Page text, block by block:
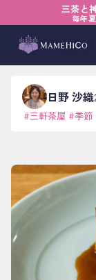
三茶と
毎年
ブログ› 店内
おいしい悩
日野 沙織
#三軒茶屋 #季節